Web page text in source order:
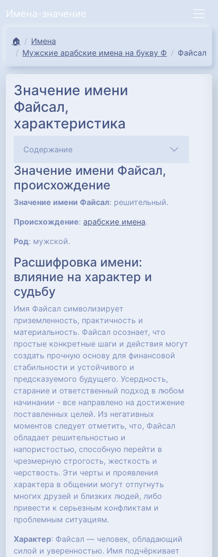
Имена-значение
🏠
Имена
Мужские арабские имена на букву Ф
Файсал
Значение имени
Файсал,
характеристика
Содержание
Значение имени Файсал,
происхождение
Значение имени Файсал: решительный.
Происхождение: арабские имена.
Род: мужской.
Расшифровка имени:
влияние на характер и
судьбу
Имя Файсал символизирует
приземленность, практичность и
материальность. Файсал осознает, что
простые конкретные шаги и действия могут
создать прочную основу для финансовой
стабильности и устойчивого и
предсказуемого будущего. Усердность,
старание и ответственный подход в любом
начинании - все направлено на достижение
поставленных целей. Из негативных
моментов следует отметить, что, Файсал
обладает решительностью и
напористостью, способную перейти в
чрезмерную строгость, жесткость и
черствость. Эти черты и проявления
характера в общении могут отпугнуть
многих друзей и близких людей, либо
привести к серьезным конфликтам и
проблемным ситуациям.
Характер: Файсал — человек, обладающий
силой и уверенностью. Имя подчёркивает